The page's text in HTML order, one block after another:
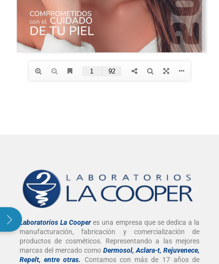
Laboratorios La Cooperes una empresa que se dedica a la
manufacturación, fabricación y comercialización de
productos de cosméticos. Representando a las mejores
marcas del mercado como Dermosol, Aclara-t, Rejuvenece,
Repelt, entre otras. Contamos con más de 17 años de